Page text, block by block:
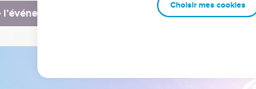
Choisir mes cookies